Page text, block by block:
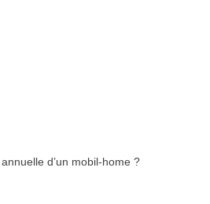
d’un mobil-home ?